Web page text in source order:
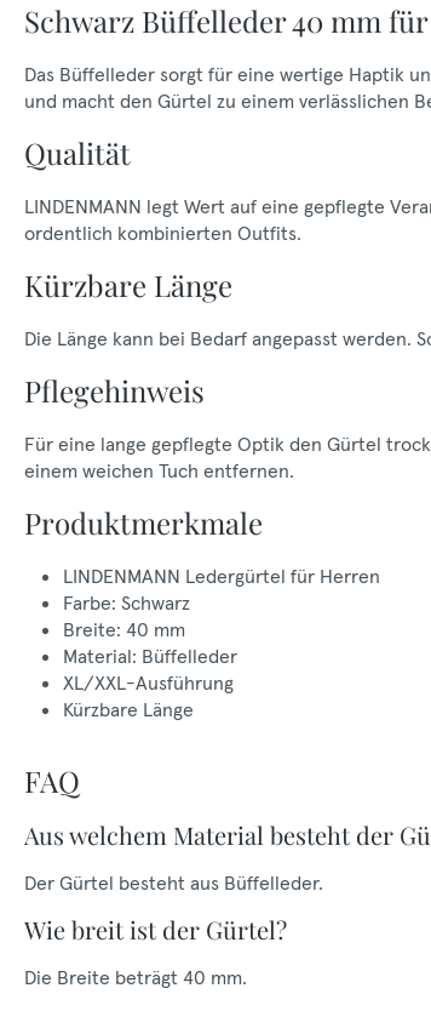
Schwarz Büffelleder 40 mm
Das Büffelleder sorgt für eine wertige Haptik
und macht den Gürtel zu einem verlässlichen
Qualität
LINDENMANN legt Wert auf eine gepflegte
ordentlich kombinierten Outfits.
Kürzbare Länge
Die Länge kann bei Bedarf angepasst werden.
Pflegehinweis
Für eine lange gepflegte Optik den Gürtel
einem weichen Tuch entfernen.
Produktmerkmale
LINDENMANN Ledergürtel für Herren
Farbe: Schwarz
Breite: 40 mm
Material: Büffelleder
XL/XXL-Ausführung
Kürzbare Länge
FAQ
Aus welchem Material besteht der
Der Gürtel besteht aus Büffelleder.
Wie breit ist der Gürtel?
Die Breite beträgt 40 mm.